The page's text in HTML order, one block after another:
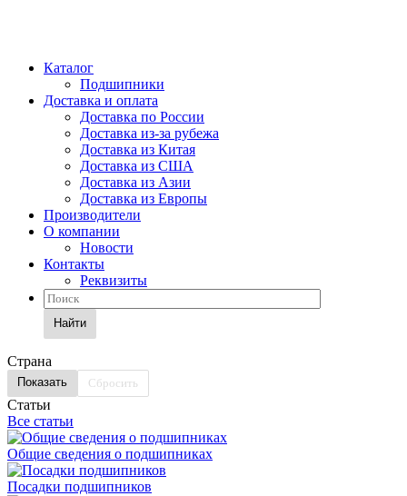
Каталог
Подшипники
Доставка и оплата
Доставка по России
Доставка из-за рубежа
Доставка из Китая
Доставка из США
Доставка из Азии
Доставка из Европы
Производители
О компании
Новости
Контакты
Реквизиты
Найти
Страна
Сбросить
Статьи
Все статьи
Общие сведения о подшипниках
Посадки подшипников